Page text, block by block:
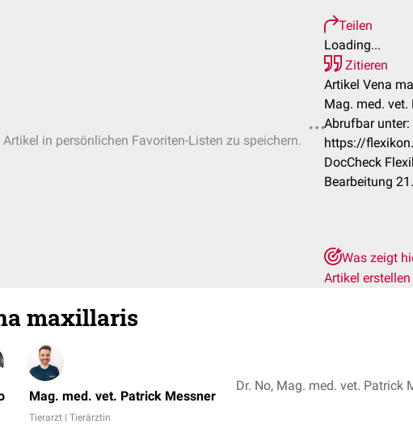
Artikel in persönlichen Favoriten-Listen zu speichern.
Teilen
Loading...
Zitieren
Artikel Vena
Mag. med. vet.
Abrufbar unter:
https://
DocCheck
Bearbeitung
Was zeigt
Artikel erstellen
maxillaris
Mag. med. vet. Patrick Messner
Tierarzt | Tierärztin
Dr. No, Mag. med. vet. Patrick